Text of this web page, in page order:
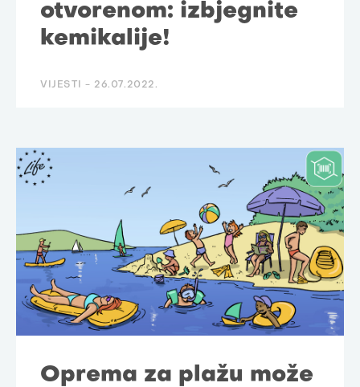
otvorenom: izbjegnite
kemikalije!
VIJESTI - 26.07.2022.
Oprema za plažu može